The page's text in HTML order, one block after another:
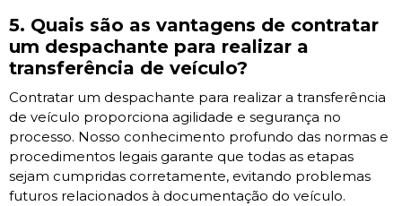
5. Quais são as vantagens de contratar
um despachante para realizar a
transferência de veículo?
Contratar um despachante para realizar a transferência
de veículo proporciona agilidade e segurança no
processo. Nosso conhecimento profundo das normas e
procedimentos legais garante que todas as etapas
sejam cumpridas corretamente, evitando problemas
futuros relacionados à documentação do veículo.